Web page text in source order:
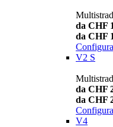
da CHF
da CHF
Configura
V2 S
da CHF
da CHF
Configura
V4